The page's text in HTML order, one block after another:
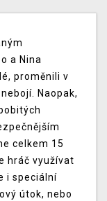
a Nina
proměnili v
Naopak,
celkem 15
hráč využívat
i speciální
útok, nebo